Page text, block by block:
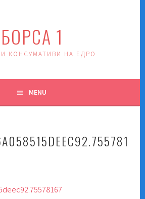
БОРСА 1
КОНСУМАТИВИ НА ЕДРО
MENU